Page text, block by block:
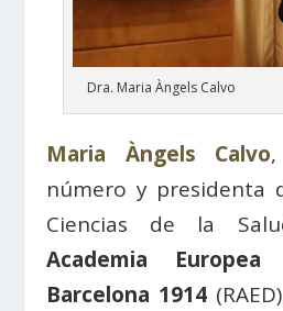
Dra. Maria Àngels Calvo
Maria Àngels Calvo
número y presidenta
Ciencias de la
Academia
Barcelona 1914